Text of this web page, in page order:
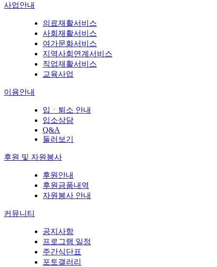
사업안내
의료재활서비스
사회재활서비스
여가문화서비스
지역사회연계서비스
직업재활서비스
교육사업
이용안내
입ㆍ퇴소 안내
입소상담
Q&A
둘러보기
후원 및 자원봉사
후원안내
후원금품내역
자원봉사 안내
커뮤니티
공지사항
프로그램 일정
주간식단표
포토갤러리